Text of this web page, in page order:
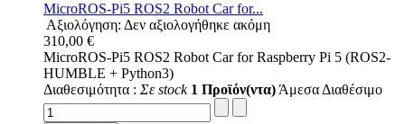
MicroROS-Pi5 ROS2 Robot Car for...
Αξιολόγηση: Δεν αξιολογήθηκε ακόμη
310,00 €
MicroROS-Pi5 ROS2 Robot Car for Raspberry Pi 5 (ROS2-
HUMBLE + Python3)
Διαθεσιμότητα : Σε stock 1 Προϊόν(ντα) Άμεσα Διαθέσιμο